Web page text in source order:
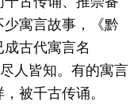
寓言故事，《黔
古代寓言名
人皆知。有的寓言
被千古传诵。